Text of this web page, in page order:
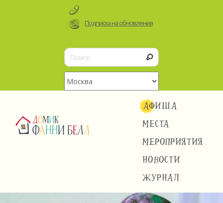
Подписка на обновления
АФИША
МЕСТА
МЕРОПРИЯТИЯ
НОВОСТИ
ЖУРНАЛ